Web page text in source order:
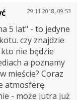
29.11.2018, 09:53
5 lat" - to jedyne
czy znajdzie
nie będzie
a poznamy
mieście? Coraz
atmosferę
- może jutra już